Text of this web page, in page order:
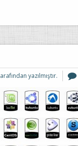
yazılmıştır.